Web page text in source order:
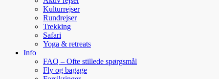
Kulturrejser
Rundrejser
Trekking
Safari
Yoga & retreats
Info
FAQ – Ofte stillede spørgsmål
Fly og bagage